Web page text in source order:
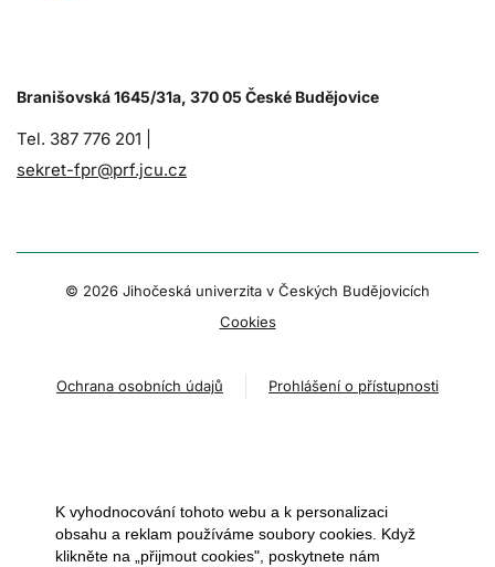
Branišovská 1645/31a, 370 05 České Budějovice
Tel. 387 776 201 |
sekret-fpr@prf.jcu.cz
© 2026 Jihočeská univerzita v Českých Budějovicích
Cookies
Ochrana osobních údajů Prohlášení o přístupnosti
K vyhodnocování tohoto webu a k personalizaci
obsahu a reklam používáme soubory cookies. Když
klikněte na „přijmout cookies", poskytnete nám